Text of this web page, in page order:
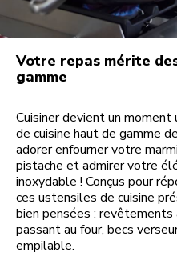
Votre repas mérite
gamme
Cuisiner devient un moment
de cuisine haut de gamme
adorer enfourner votre
pistache et admirer votre
inoxydable ! Conçus pour
ces ustensiles de cuisine
bien pensées :
passant au four, becs
empilable.